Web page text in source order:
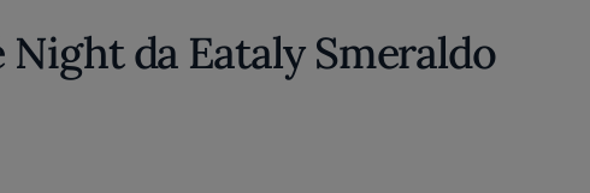
Night da Eataly Smeraldo